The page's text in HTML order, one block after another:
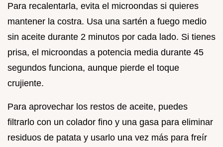
Para recalentarla, evita el microondas si quieres
mantener la costra. Usa una sartén a fuego medio
sin aceite durante 2 minutos por cada lado. Si tienes
prisa, el microondas a potencia media durante 45
segundos funciona, aunque pierde el toque
crujiente.
Para aprovechar los restos de aceite, puedes
filtrarlo con un colador fino y una gasa para eliminar
residuos de patata y usarlo una vez más para freír